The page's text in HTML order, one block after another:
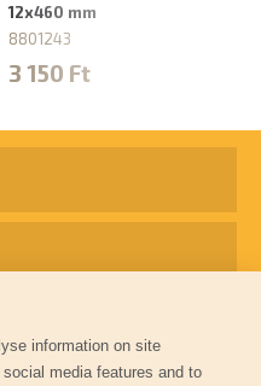
12x460 mm
8801243
3 150 Ft
information on site
media features and to